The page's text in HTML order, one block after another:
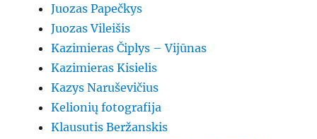
Juozas Papečkys
Juozas Vileišis
Kazimieras Čiplys – Vijūnas
Kazimieras Kisielis
Kazys Naruševičius
Kelionių fotografija
Klausutis Beržanskis